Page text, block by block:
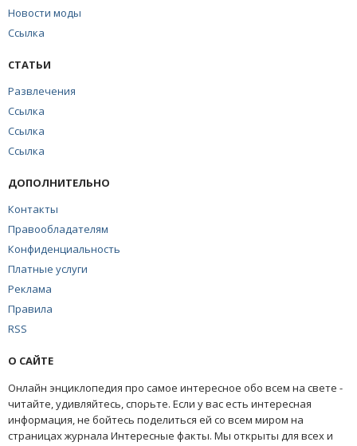
Новости моды
Ссылка
СТАТЬИ
Развлечения
Ссылка
Ссылка
Ссылка
ДОПОЛНИТЕЛЬНО
Контакты
Правообладателям
Конфиденциальность
Платные услуги
Реклама
Правила
RSS
О САЙТЕ
Онлайн энциклопедия про самое интересное обо всем на свете -
читайте, удивляйтесь, спорьте. Если у вас есть интересная
информация, не бойтесь поделиться ей со всем миром на
страницах журнала Интересные факты. Мы открыты для всех и